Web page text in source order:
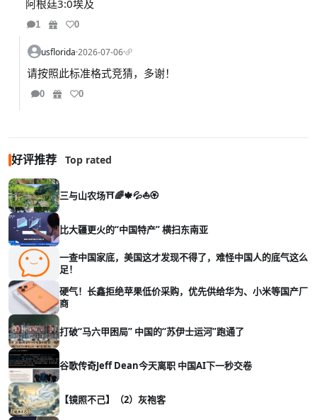
阿根廷3:0埃及
1 0
usflorida·2026-07-06·
请按照此标准格式竞猜，多谢！
0 0
好评推荐 Top rated
三与山农场⛩️🌈🍁💦⛵🏵️
比大疆更火的“中国特产” 横扫东南亚
一查中国家底，美国这才发现不得了，难怪中国人的底气这么
足！
硬气！长鑫拒绝苹果低价采购，优先供给华为、小米等国产厂
商
打破“马六甲困局” 中国的“苏伊士运河”跑通了
谷歌传奇Jeff Dean今天离职 中国AI下一秒交卷
【镜照不己】（2）灰袍客